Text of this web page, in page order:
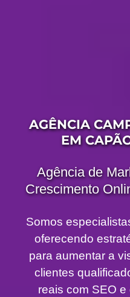
AGÊNCIA
EM
Agência de
Crescimento
Somos
oferecendo
para aumentar a
clientes
reais com SEO